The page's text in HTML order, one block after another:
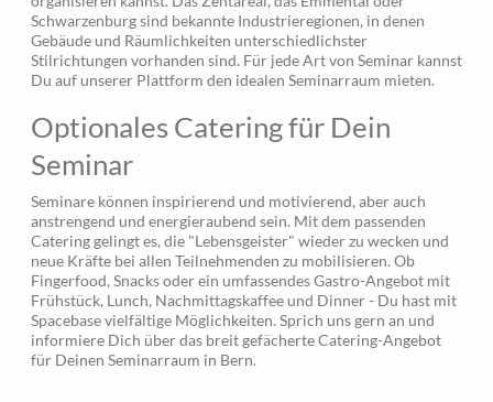
Schwarzenburg sind bekannte Industrieregionen, in denen
Gebäude und Räumlichkeiten unterschiedlichster
Stilrichtungen vorhanden sind. Für jede Art von Seminar kannst
Du auf unserer Plattform den idealen Seminarraum mieten.
Optionales Catering für Dein
Seminar
Seminare können inspirierend und motivierend, aber auch
anstrengend und energieraubend sein. Mit dem passenden
Catering gelingt es, die "Lebensgeister" wieder zu wecken und
neue Kräfte bei allen Teilnehmenden zu mobilisieren. Ob
Fingerfood, Snacks oder ein umfassendes Gastro-Angebot mit
Frühstück, Lunch, Nachmittagskaffee und Dinner - Du hast mit
Spacebase vielfältige Möglichkeiten. Sprich uns gern an und
informiere Dich über das breit gefächerte Catering-Angebot
für Deinen Seminarraum in Bern.